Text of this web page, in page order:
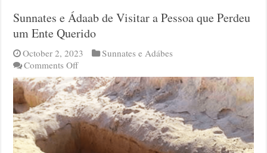
Sunnates e Ádaab de Visitar a Pessoa que Perdeu
um Ente Querido
October 2, 2023
Sunnates e Adábes
Comments Offon
Sunnates
e
Ádaab
de
Visitar